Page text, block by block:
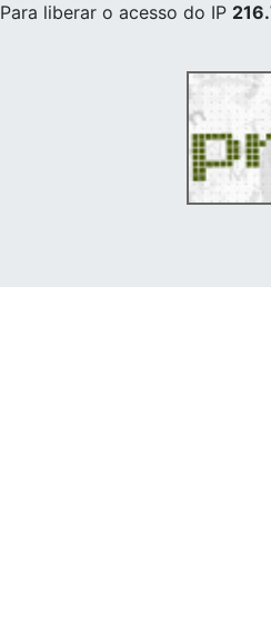
Para liberar o acesso do IP